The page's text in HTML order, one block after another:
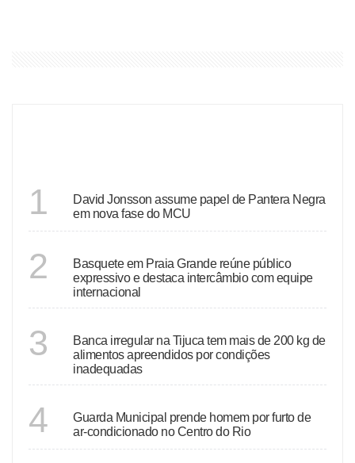
1
David Jonsson assume papel de Pantera Negra
em nova fase do MCU
2
Basquete em Praia Grande reúne público
expressivo e destaca intercâmbio com equipe
internacional
3
Banca irregular na Tijuca tem mais de 200 kg de
alimentos apreendidos por condições
inadequadas
4
Guarda Municipal prende homem por furto de
ar-condicionado no Centro do Rio